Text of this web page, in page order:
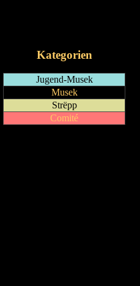
Kategorien
Jugend-Musek
Musek
Strëpp
Comité